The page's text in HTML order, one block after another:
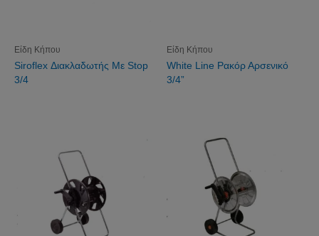
Είδη Κήπου
Siroflex Διακλαδωτής Mε Stop
3/4
Είδη Κήπου
White Line Ρακόρ Αρσενικό
3/4”